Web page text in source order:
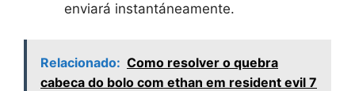
enviará instantáneamente.
Relacionado: Como resolver o quebra
cabeca do bolo com ethan em resident evil 7